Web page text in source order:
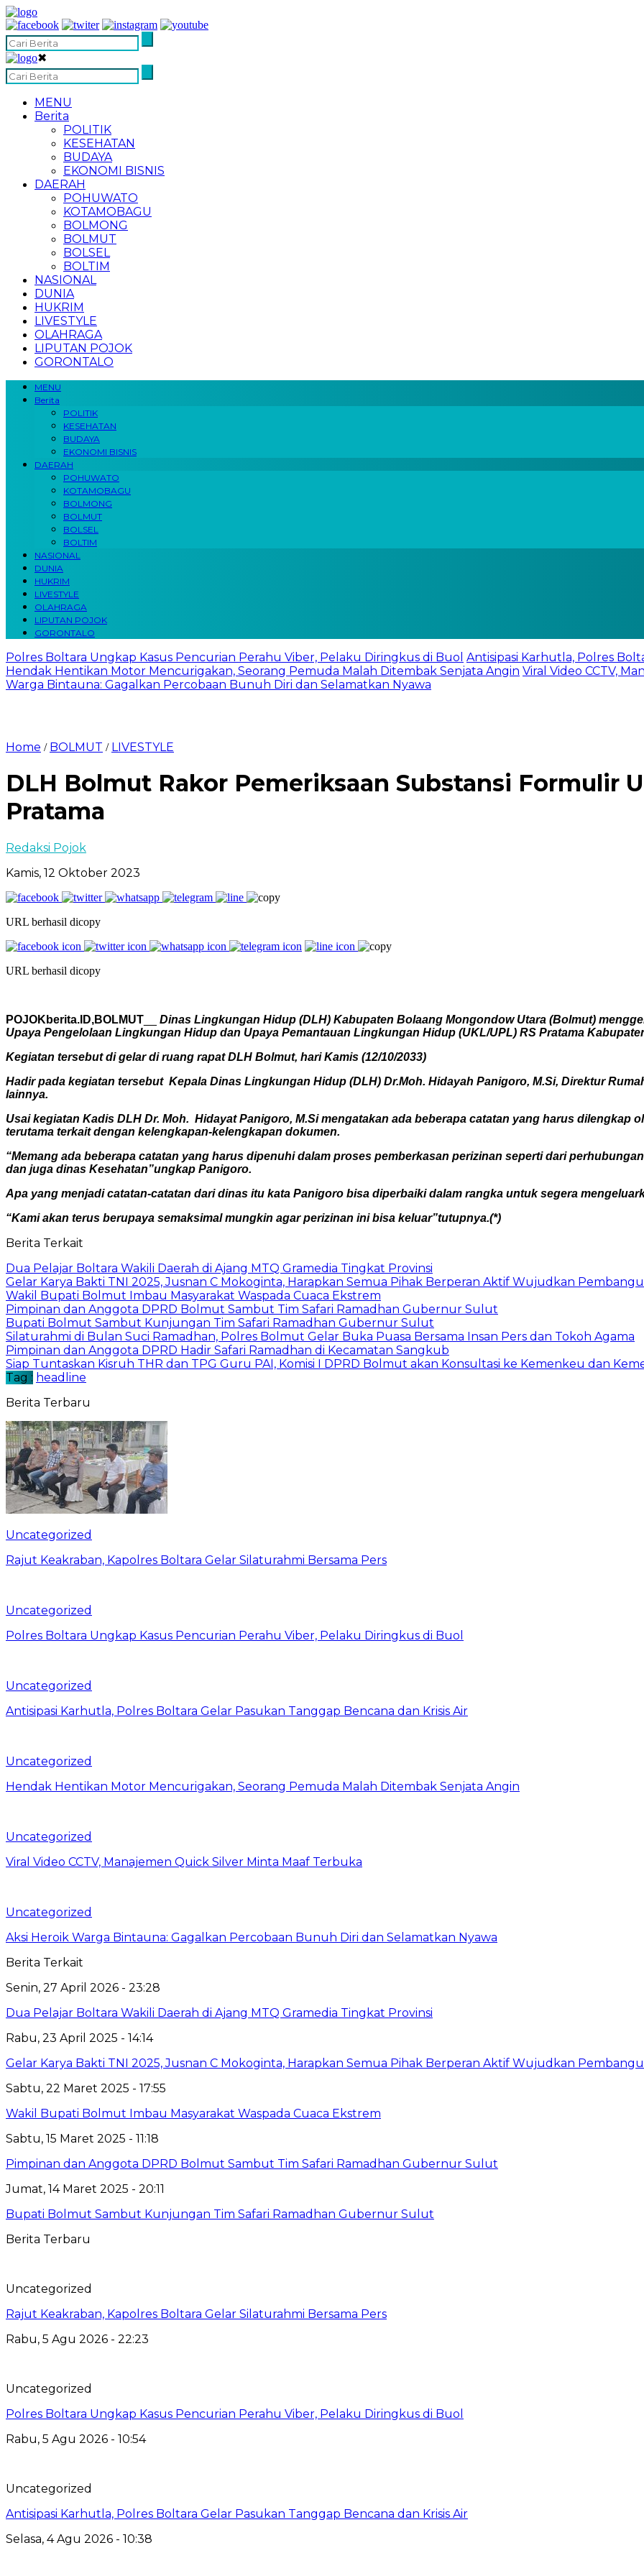
✖
MENU
Berita
POLITIK
KESEHATAN
BUDAYA
EKONOMI BISNIS
DAERAH
POHUWATO
KOTAMOBAGU
BOLMONG
BOLMUT
BOLSEL
BOLTIM
NASIONAL
DUNIA
HUKRIM
LIVESTYLE
OLAHRAGA
LIPUTAN POJOK
GORONTALO
MENU
Berita
POLITIK
KESEHATAN
BUDAYA
EKONOMI BISNIS
DAERAH
POHUWATO
KOTAMOBAGU
BOLMONG
BOLMUT
BOLSEL
BOLTIM
NASIONAL
DUNIA
HUKRIM
LIVESTYLE
OLAHRAGA
LIPUTAN POJOK
GORONTALO
Polres Boltara Ungkap Kasus Pencurian Perahu Viber, Pelaku Diringkus di Buol Antisipasi Karhutla, Polres
Hendak Hentikan Motor Mencurigakan, Seorang Pemuda Malah Ditembak Senjata Angin Viral Video CCTV,
Warga Bintauna: Gagalkan Percobaan Bunuh Diri dan Selamatkan Nyawa
Home / BOLMUT / LIVESTYLE
DLH Bolmut Rakor Pemeriksaan Substansi Formulir
Pratama
Redaksi Pojok
Kamis, 12 Oktober 2023
URL berhasil dicopy
URL berhasil dicopy
POJOKberita.ID,BOLMUT
Dinas Lingkungan Hidup (DLH) Kabupaten Bolaang Mongondow Utara (Bolmut)
Upaya Pengelolaan Lingkungan Hidup dan Upaya Pemantauan Lingkungan Hidup (UKL/UPL) RS Pratama
Kegiatan tersebut di gelar di ruang rapat DLH Bolmut, hari Kamis (12/10/2033)
Hadir pada kegiatan tersebut Kepala Dinas Lingkungan Hidup (DLH) Dr.Moh. Hidayah Panigoro, M.Si, Direktur
lainnya.
Usai kegiatan Kadis DLH Dr. Moh. Hidayat Panigoro, M.Si mengatakan ada beberapa catatan yang harus dilengkap
terutama terkait dengan kelengkapan-kelengkapan dokumen.
“Memang ada beberapa catatan yang harus dipenuhi dalam proses pemberkasan perizinan seperti dari
dan juga dinas Kesehatan”ungkap Panigoro.
Apa yang menjadi catatan-catatan dari dinas itu kata Panigoro bisa diperbaiki dalam rangka untuk segera
“Kami akan terus berupaya semaksimal mungkin agar perizinan ini bisa keluar”tutupnya.(*)
Berita Terkait
Dua Pelajar Boltara Wakili Daerah di Ajang MTQ Gramedia Tingkat Provinsi
Gelar Karya Bakti TNI 2025, Jusnan C Mokoginta, Harapkan Semua Pihak Berperan Aktif Wujudkan
Wakil Bupati Bolmut Imbau Masyarakat Waspada Cuaca Ekstrem
Pimpinan dan Anggota DPRD Bolmut Sambut Tim Safari Ramadhan Gubernur Sulut
Bupati Bolmut Sambut Kunjungan Tim Safari Ramadhan Gubernur Sulut
Silaturahmi di Bulan Suci Ramadhan, Polres Bolmut Gelar Buka Puasa Bersama Insan Pers dan Tokoh Agama
Pimpinan dan Anggota DPRD Hadir Safari Ramadhan di Kecamatan Sangkub
Siap Tuntaskan Kisruh THR dan TPG Guru PAI, Komisi I DPRD Bolmut akan Konsultasi ke Kemenkeu dan
Tag : headline
Berita Terbaru
Uncategorized
Rajut Keakraban, Kapolres Boltara Gelar Silaturahmi Bersama Pers
Uncategorized
Polres Boltara Ungkap Kasus Pencurian Perahu Viber, Pelaku Diringkus di Buol
Uncategorized
Antisipasi Karhutla, Polres Boltara Gelar Pasukan Tanggap Bencana dan Krisis Air
Uncategorized
Hendak Hentikan Motor Mencurigakan, Seorang Pemuda Malah Ditembak Senjata Angin
Uncategorized
Viral Video CCTV, Manajemen Quick Silver Minta Maaf Terbuka
Uncategorized
Aksi Heroik Warga Bintauna: Gagalkan Percobaan Bunuh Diri dan Selamatkan Nyawa
Berita Terkait
Senin, 27 April 2026 - 23:28
Dua Pelajar Boltara Wakili Daerah di Ajang MTQ Gramedia Tingkat Provinsi
Rabu, 23 April 2025 - 14:14
Gelar Karya Bakti TNI 2025, Jusnan C Mokoginta, Harapkan Semua Pihak Berperan Aktif Wujudkan
Sabtu, 22 Maret 2025 - 17:55
Wakil Bupati Bolmut Imbau Masyarakat Waspada Cuaca Ekstrem
Sabtu, 15 Maret 2025 - 11:18
Pimpinan dan Anggota DPRD Bolmut Sambut Tim Safari Ramadhan Gubernur Sulut
Jumat, 14 Maret 2025 - 20:11
Bupati Bolmut Sambut Kunjungan Tim Safari Ramadhan Gubernur Sulut
Berita Terbaru
Uncategorized
Rajut Keakraban, Kapolres Boltara Gelar Silaturahmi Bersama Pers
Rabu, 5 Agu 2026 - 22:23
Uncategorized
Polres Boltara Ungkap Kasus Pencurian Perahu Viber, Pelaku Diringkus di Buol
Rabu, 5 Agu 2026 - 10:54
Uncategorized
Antisipasi Karhutla, Polres Boltara Gelar Pasukan Tanggap Bencana dan Krisis Air
Selasa, 4 Agu 2026 - 10:38